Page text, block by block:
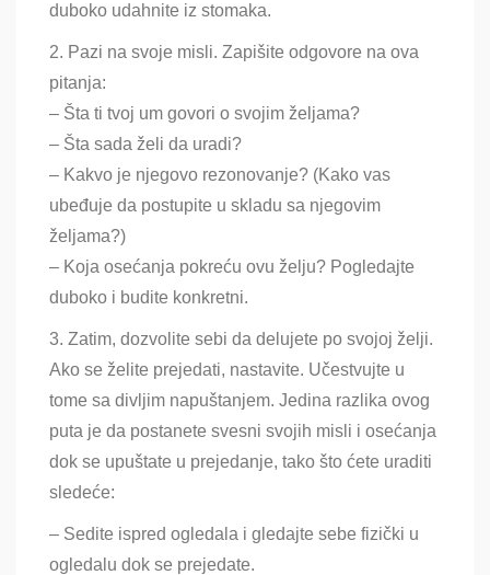
duboko udahnite iz stomaka.
2. Pazi na svoje misli. Zapišite odgovore na ova
pitanja:
– Šta ti tvoj um govori o svojim željama?
– Šta sada želi da uradi?
– Kakvo je njegovo rezonovanje? (Kako vas
ubeđuje da postupite u skladu sa njegovim
željama?)
– Koja osećanja pokreću ovu želju? Pogledajte
duboko i budite konkretni.
3. Zatim, dozvolite sebi da delujete po svojoj želji.
Ako se želite prejedati, nastavite. Učestvujte u
tome sa divljim napuštanjem. Jedina razlika ovog
puta je da postanete svesni svojih misli i osećanja
dok se upuštate u prejedanje, tako što ćete uraditi
sledeće:
– Sedite ispred ogledala i gledajte sebe fizički u
ogledalu dok se prejedate.